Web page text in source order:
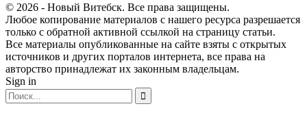
© 2026 - Новый Витебск. Все права защищены.
Любое копирование материалов с нашего ресурса разрешается
только с обратной активной ссылкой на страницу статьи.
Все материалы опубликованные на сайте взяты с открытых
источников и других порталов интернета, все права на
авторство принадлежат их законным владельцам.
Sign in